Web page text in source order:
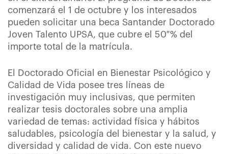
comenzará el 1 de octubre y los interesados
pueden solicitar una beca Santander Doctorado
Joven Talento UPSA, que cubre el 50 % del
importe total de la matrícula.
El Doctorado Oficial en Bienestar Psicológico y
Calidad de Vida posee tres líneas de
investigación muy inclusivas, que permiten
realizar tesis doctorales sobre una amplia
variedad de temas: actividad física y hábitos
saludables, psicología del bienestar y la salud, y
diversidad y calidad de vida. Con este nuevo